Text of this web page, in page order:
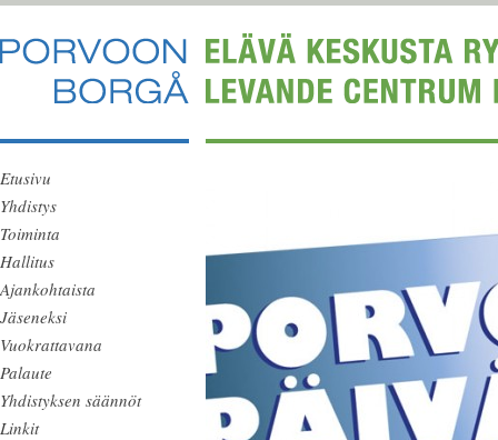
Etusivu
Yhdistys
Toiminta
Hallitus
Ajankohtaista
Jäseneksi
Vuokrattavana
Palaute
Yhdistyksen säännöt
Linkit